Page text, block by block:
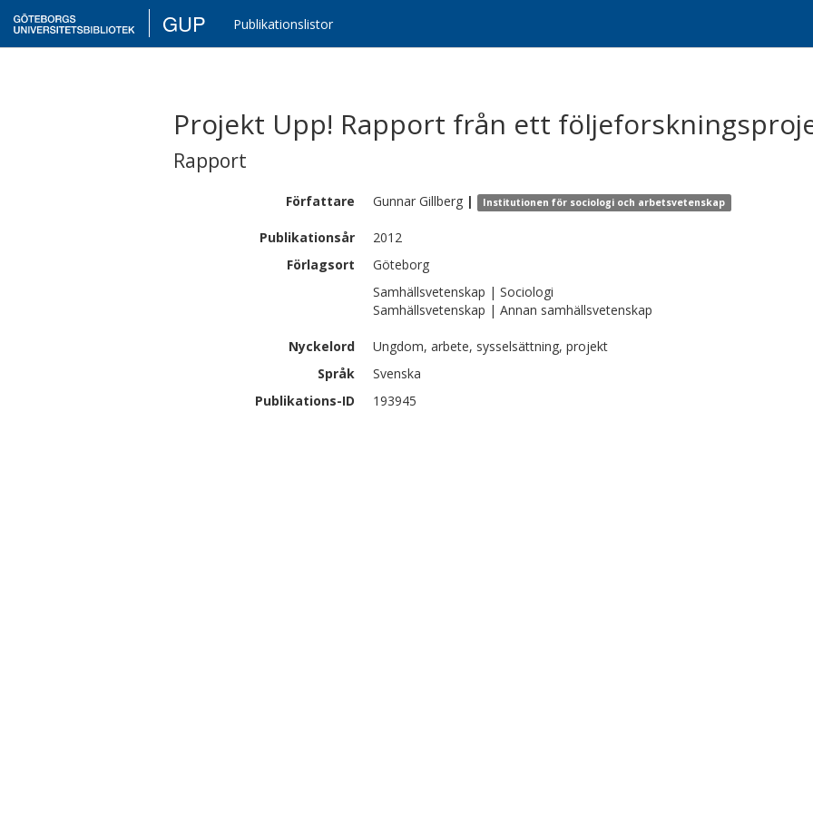
GUP Publikationslistor
Projekt Upp! Rapport från ett
Rapport
Författare Gunnar Gillberg | Institutionen för sociologi och arbetsvetenskap
Publikationsår
2012
Förlagsort
Göteborg
Samhällsvetenskap | Sociologi
Samhällsvetenskap | Annan samhällsvetenskap
Nyckelord
Ungdom, arbete, sysselsättning, projekt
Språk
Svenska
Publikations-ID
193945